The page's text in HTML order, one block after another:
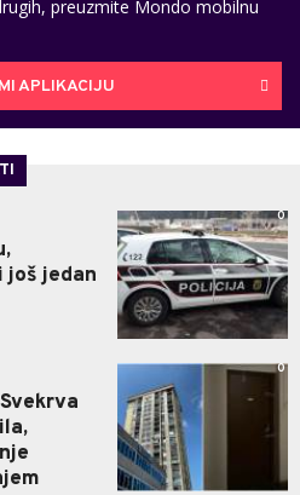
preuzmite Mondo mobilnu
APLIKACIJU
još jedan
0
0